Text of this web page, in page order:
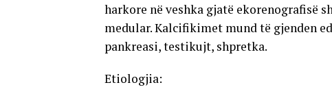
harkore në veshka gjatë
medular. Kalcifikimet mund të gjenden
pankreasi, testikujt, shpretka.
Etiologjia: